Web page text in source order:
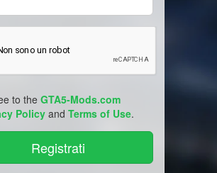
to theGTA5-Mods.com
Policy and Terms of Use.